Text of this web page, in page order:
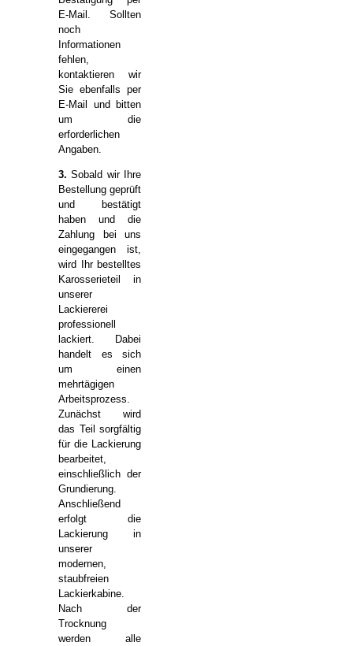
E-Mail. Sollten
noch
Informationen
fehlen,
kontaktieren wir
Sie ebenfalls per
E-Mail und bitten
um die
erforderlichen
Angaben.
3. Sobald wir Ihre
Bestellung geprüft
und bestätigt
haben und die
Zahlung bei uns
eingegangen ist,
wird Ihr bestelltes
Karosserieteil in
unserer
Lackiererei
professionell
lackiert. Dabei
handelt es sich
um einen
mehrtägigen
Arbeitsprozess.
Zunächst wird
das Teil sorgfältig
für die Lackierung
bearbeitet,
einschließlich der
Grundierung.
Anschließend
erfolgt die
Lackierung in
unserer
modernen,
staubfreien
Lackierkabine.
Nach der
Trocknung
werden alle